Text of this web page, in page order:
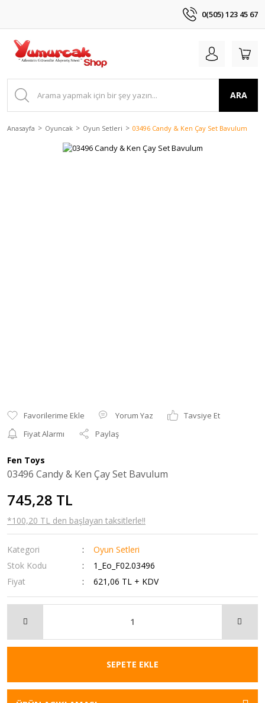
0(505) 123 45 67
ARA
Anasayfa Oyuncak Oyun Setleri 03496 Candy & Ken Çay Set Bavulum
Yorum Yaz
Tavsiye Et
Fiyat Alarmı
Paylaş
Fen Toys
03496 Candy & Ken Çay Set Bavulum
745,28 TL
*100,20 TL den başlayan taksitlerle!!
Kategori
Oyun Setleri
Stok Kodu
1_Eo_F02.03496
Fiyat
621,06 TL + KDV
SEPETE EKLE